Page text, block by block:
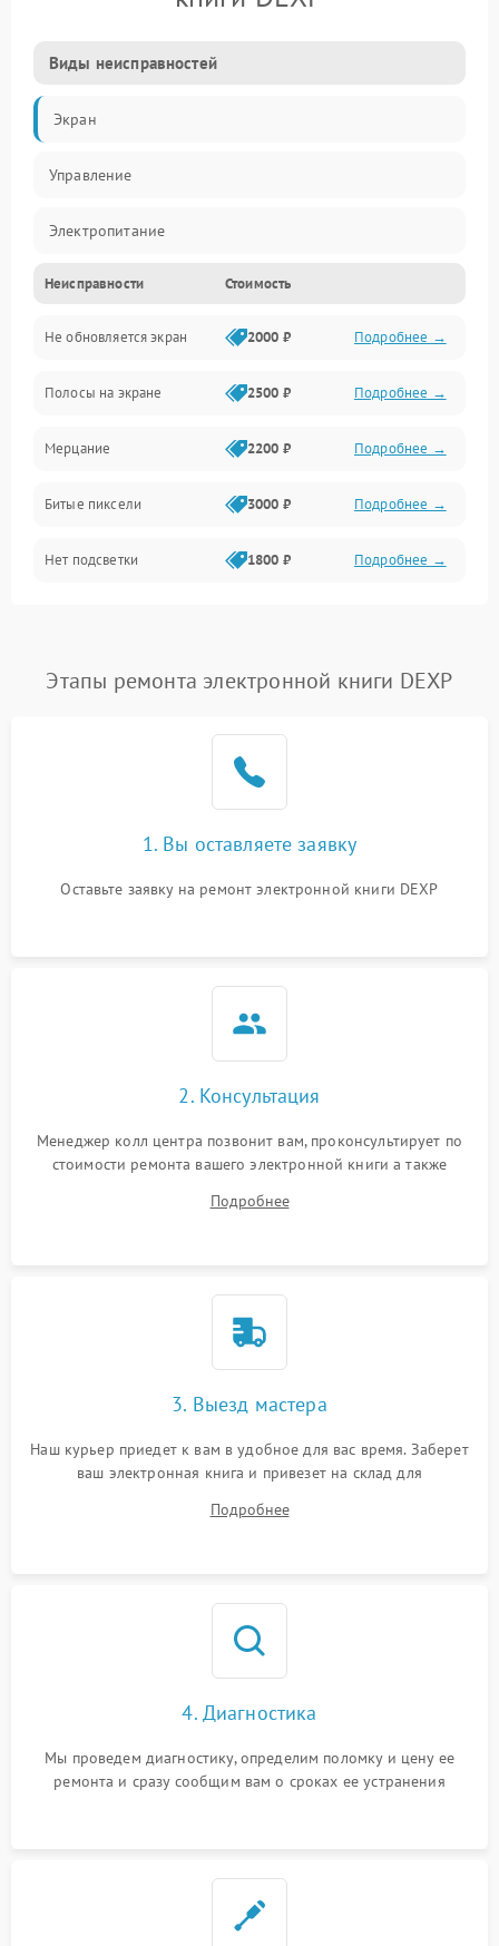
Виды неисправностей
Экран
Управление
Электропитание
ПО
Неисправности Стоимость
Не обновляется экран 2000 ₽ Подробнее →
Полосы на экране 2500 ₽ Подробнее →
Мерцание 2200 ₽ Подробнее →
Битые пиксели 3000 ₽ Подробнее →
Нет подсветки 1800 ₽ Подробнее →
Этапы ремонта электронной книги DEXP
1. Вы оставляете заявку
Оставьте заявку на ремонт электронной книги DEXP
2. Консультация
Менеджер колл центра позвонит вам, проконсультирует по
стоимости ремонта вашего электронной книги а также
Подробнее
3. Выезд мастера
Наш курьер приедет к вам в удобное для вас время. Заберет
ваш электронная книга и привезет на склад для
Подробнее
4. Диагностика
Мы проведем диагностику, определим поломку и цену ее
ремонта и сразу сообщим вам о сроках ее устранения